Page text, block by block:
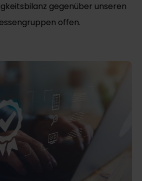
gegenüber unseren
offen.